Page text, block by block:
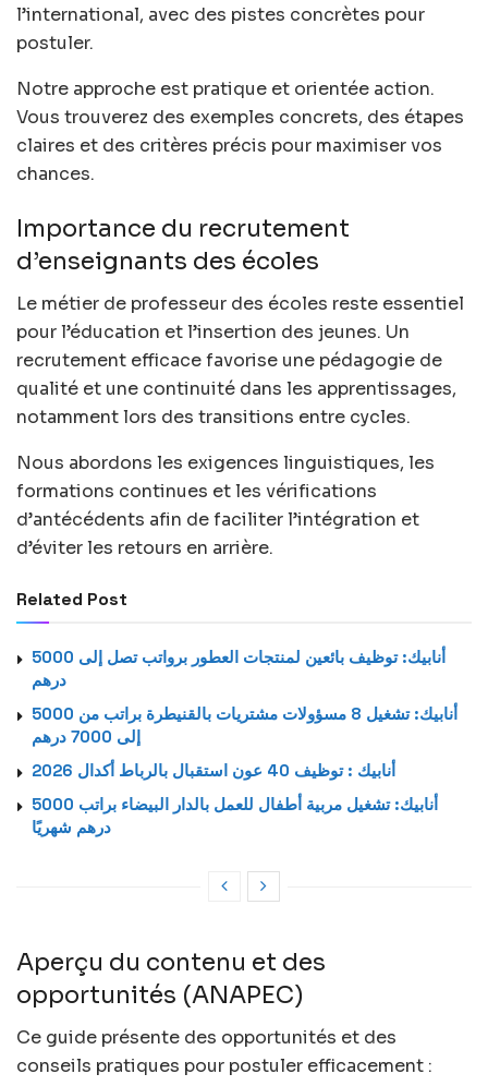
l’international, avec des pistes concrètes pour
postuler.
Notre approche est pratique et orientée action.
Vous trouverez des exemples concrets, des étapes
claires et des critères précis pour maximiser vos
chances.
Importance du recrutement
d’enseignants des écoles
Le métier de professeur des écoles reste essentiel
pour l’éducation et l’insertion des jeunes. Un
recrutement efficace favorise une pédagogie de
qualité et une continuité dans les apprentissages,
notamment lors des transitions entre cycles.
Nous abordons les exigences linguistiques, les
formations continues et les vérifications
d’antécédents afin de faciliter l’intégration et
d’éviter les retours en arrière.
Related Post
أنابيك: توظيف بائعين لمنتجات العطور برواتب تصل إلى 5000
درهم
أنابيك: تشغيل 8 مسؤولات مشتريات بالقنيطرة براتب من 5000
إلى 7000 درهم
أنابيك : توظيف 40 عون استقبال بالرباط أكدال 2026
أنابيك: تشغيل مربية أطفال للعمل بالدار البيضاء براتب 5000
درهم شهريًا
Aperçu du contenu et des
opportunités (ANAPEC)
Ce guide présente des opportunités et des
conseils pratiques pour postuler efficacement :